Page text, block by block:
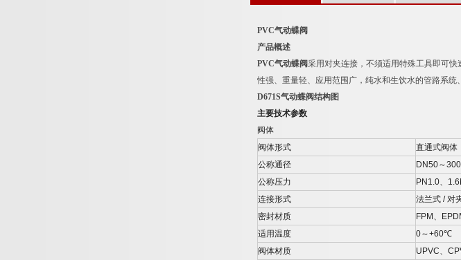
PVC气动蝶阀
产品概述
PVC气动蝶阀采用对夹连接，不须适用特殊工具即可
性强、重量轻、应用范围广，纯水和生饮水的管路系
D671S气动蝶阀结构图
主要技术参数
阀体
阀体形式
直通式阀体
公称通径
DN50～
公称压力
PN1.0、
连接形式
法兰式 /对
密封材质
FPM 、
适用温度
0～+60℃
阀体材质
UPVC、